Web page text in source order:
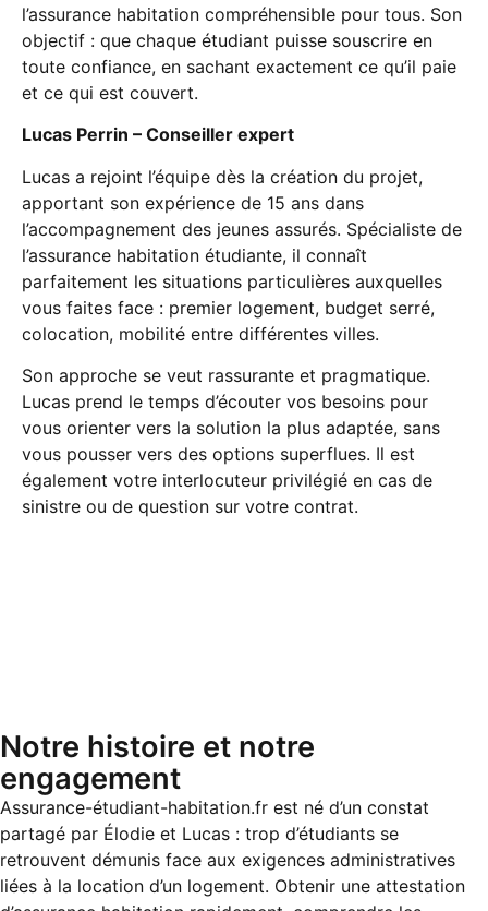
l’assurance habitation compréhensible pour tous. Son
objectif : que chaque étudiant puisse souscrire en
toute confiance, en sachant exactement ce qu’il paie
et ce qui est couvert.
Lucas Perrin – Conseiller expert
Lucas a rejoint l’équipe dès la création du projet,
apportant son expérience de 15 ans dans
l’accompagnement des jeunes assurés. Spécialiste de
l’assurance habitation étudiante, il connaît
parfaitement les situations particulières auxquelles
vous faites face : premier logement, budget serré,
colocation, mobilité entre différentes villes.
Son approche se veut rassurante et pragmatique.
Lucas prend le temps d’écouter vos besoins pour
vous orienter vers la solution la plus adaptée, sans
vous pousser vers des options superflues. Il est
également votre interlocuteur privilégié en cas de
sinistre ou de question sur votre contrat.
Notre histoire et notre
engagement
Assurance-étudiant-habitation.fr est né d’un constat
partagé par Élodie et Lucas : trop d’étudiants se
retrouvent démunis face aux exigences administratives
liées à la location d’un logement. Obtenir une attestation